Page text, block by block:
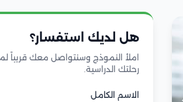
هل لديك استفسار؟
املأ النموذج وسنتواصل معك قريباً
رحلتك الدراسية.
الاسم الكامل